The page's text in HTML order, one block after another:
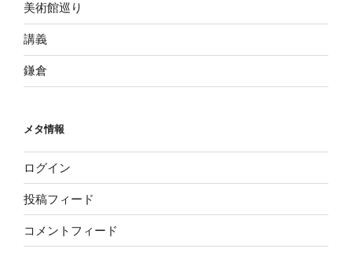
美術館巡り
講義
鎌倉
メタ情報
ログイン
投稿フィード
コメントフィード